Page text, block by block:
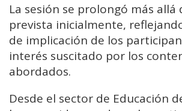
La sesión se prolongó más allá
prevista inicialmente,
de implicación de los
interés suscitado por los
abordados.
Desde el sector de Educación